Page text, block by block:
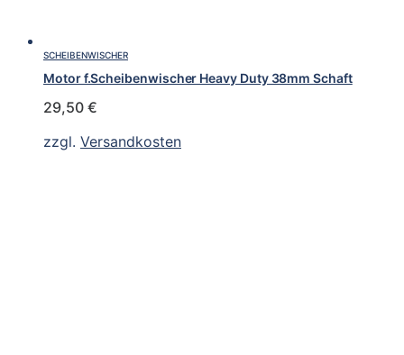
SCHEIBENWISCHER
Motor f.Scheibenwischer Heavy Duty 38mm Schaft
29,50 €
zzgl. Versandkosten